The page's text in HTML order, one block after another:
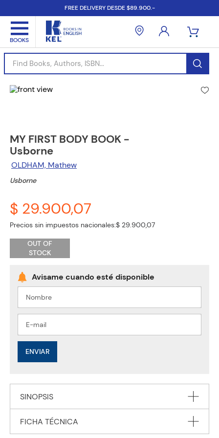
FREE DELIVERY DESDE $89.900.-
Find Books, Authors, ISBN...
MY FIRST BODY BOOK -
Usborne
OLDHAM, Mathew
Usborne
$ 29.900,07
Precios sin impuestos nacionales:$ 29.900,07
OUT OF
STOCK
ENVIAR
SINOPSIS
Find out what's inside your body and how it all works in this
fascinating book, full of bright pictures and facts that grown-
FICHA TÉCNICA